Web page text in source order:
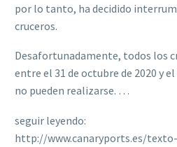
por lo tanto, ha decidido
cruceros.
Desafortunadamente, todos los
entre el 31 de octubre de 2020 y
no pueden realizarse. …
seguir leyendo:
http://www.canaryports.es/texto-